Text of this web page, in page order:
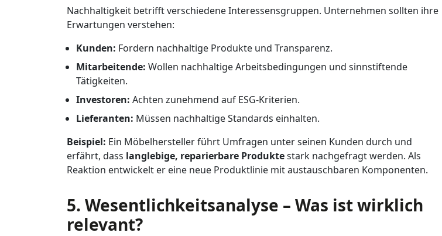
Nachhaltigkeit betrifft verschiedene Interessensgruppen. Unternehmen sollten ihre
Erwartungen verstehen:
Kunden: Fordern nachhaltige Produkte und Transparenz.
Mitarbeitende: Wollen nachhaltige Arbeitsbedingungen und sinnstiftende
Tätigkeiten.
Investoren: Achten zunehmend auf ESG-Kriterien.
Lieferanten: Müssen nachhaltige Standards einhalten.
Beispiel: Ein Möbelhersteller führt Umfragen unter seinen Kunden durch und
erfährt, dass langlebige, reparierbare Produktestark nachgefragt werden. Als
Reaktion entwickelt er eine neue Produktlinie mit austauschbaren Komponenten.
5. Wesentlichkeitsanalyse – Was ist wirklich
relevant?